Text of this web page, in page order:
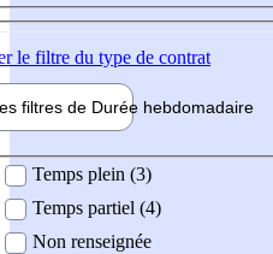
le filtre du type de contrat
filtres de Durée hebdomadaire
Temps plein (3)
Temps partiel (4)
Non renseignée